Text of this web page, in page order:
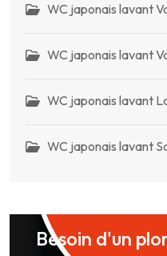
WC japonais lavant
WC japonais lavant
WC japonais lavant
WC japonais lavant
Besoin d'un